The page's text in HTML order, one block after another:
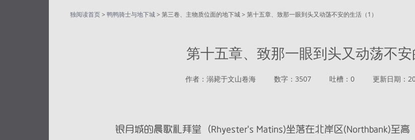
独阅读首页> 鸭鸭骑士与地下城> 第三卷、主物质位面的地下城 > 第十五章、致那一眼到头又动荡不安的生活（1）
第十五章、致那一眼到头又动荡不安
作者：溺毙于文山卷海 数字：3507 吐槽：0 更新日期：